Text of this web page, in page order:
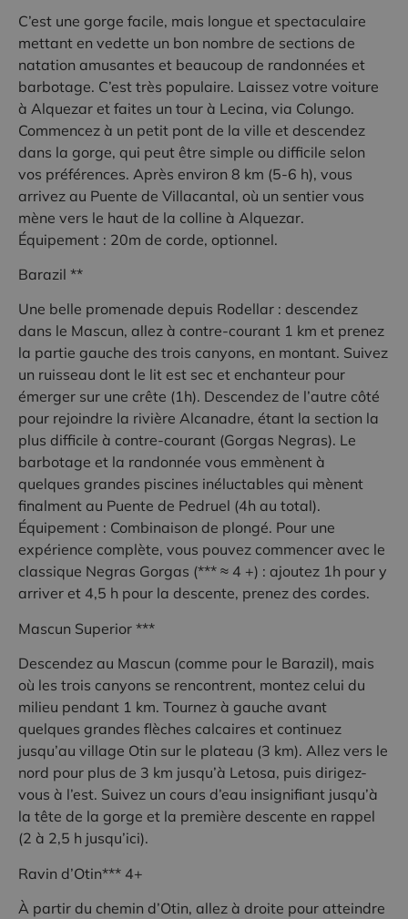
C’est une gorge facile, mais longue et spectaculaire
mettant en vedette un bon nombre de sections de
natation amusantes et beaucoup de randonnées et
barbotage. C’est très populaire. Laissez votre voiture
à Alquezar et faites un tour à Lecina, via Colungo.
Commencez à un petit pont de la ville et descendez
dans la gorge, qui peut être simple ou difficile selon
vos préférences. Après environ 8 km (5-6 h), vous
arrivez au Puente de Villacantal, où un sentier vous
mène vers le haut de la colline à Alquezar.
Équipement : 20m de corde, optionnel.
Barazil **
Une belle promenade depuis Rodellar : descendez
dans le Mascun, allez à contre-courant 1 km et prenez
la partie gauche des trois canyons, en montant. Suivez
un ruisseau dont le lit est sec et enchanteur pour
émerger sur une crête (1h). Descendez de l’autre côté
pour rejoindre la rivière Alcanadre, étant la section la
plus difficile à contre-courant (Gorgas Negras). Le
barbotage et la randonnée vous emmènent à
quelques grandes piscines inéluctables qui mènent
finalment au Puente de Pedruel (4h au total).
Équipement : Combinaison de plongé. Pour une
expérience complète, vous pouvez commencer avec le
classique Negras Gorgas (*** ≈ 4 +) : ajoutez 1h pour y
arriver et 4,5 h pour la descente, prenez des cordes.
Mascun Superior ***
Descendez au Mascun (comme pour le Barazil), mais
où les trois canyons se rencontrent, montez celui du
milieu pendant 1 km. Tournez à gauche avant
quelques grandes flèches calcaires et continuez
jusqu’au village Otin sur le plateau (3 km). Allez vers le
nord pour plus de 3 km jusqu’à Letosa, puis dirigez-
vous à l’est. Suivez un cours d’eau insignifiant jusqu’à
la tête de la gorge et la première descente en rappel
(2 à 2,5 h jusqu’ici).
Ravin d’Otin*** 4+
À partir du chemin d’Otin, allez à droite pour atteindre